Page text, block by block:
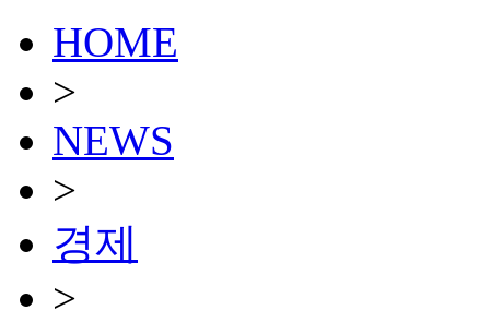
HOME
>
NEWS
>
경제
>